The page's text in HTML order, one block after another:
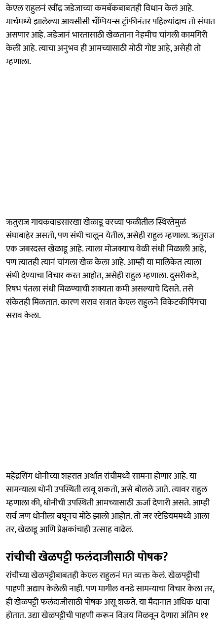
केएल राहुलनं रवींद्र जडेजाच्या कमबॅकबाबतही विधान केलं आहे.
मार्चमध्ये झालेल्या आयसीसी चॅम्पियन्स ट्रॉफीनंतर पहिल्यांदाच तो संघात
असणार आहे. जडेजानं भारतासाठी खेळताना नेहमीच चांगली कामगिरी
केली आहे. त्याचा अनुभव ही आमच्यासाठी मोठी गोष्ट आहे, असेही तो
म्हणाला.
ऋतुराज गायकवाडसारखा खेळाडू वरच्या फळीतील स्थिरतेमुळं
संघाबाहेर असतो, पण संधी चालून येतील, असेही राहुल म्हणाला. ऋतुराज
एक जबरदस्त खेळाडू आहे. त्याला मोजक्याच वेळी संधी मिळाली आहे,
पण त्यातही त्यानं चांगला खेळ केला आहे. आम्ही या मालिकेत त्याला
संधी देण्याचा विचार करत आहोत, असेही राहुल म्हणाला. दुसरीकडे,
रिषभ पंतला संधी मिळण्याची शक्यता कमी असल्याचे दिसते. तसे
संकेतही मिळतात. कारण सराव सत्रात केएल राहुलने विकेटकीपिंगचा
सराव केला.
महेंद्रसिंग धोनीच्या शहरात अर्थात रांचीमध्ये सामना होणार आहे. या
सामन्याला धोनी उपस्थिती लावू शकतो, असे बोलले जाते. त्यावर राहुल
म्हणाला की, धोनीची उपस्थिती आमच्यासाठी ऊर्जा देणारी असते. आम्ही
सर्व जण धोनीला बघूनच मोठे झालो आहोत. तो जर स्टेडियममध्ये आला
तर, खेळाडू आणि प्रेक्षकांचाही उत्साह वाढेल.
रांचीची खेळपट्टी फलंदाजीसाठी पोषक?
रांचीच्या खेळपट्टीबाबतही केएल राहुलनं मत व्यक्त केलं. खेळपट्टीची
पाहणी अद्याप केलेली नाही. पण मागील वनडे सामन्याचा विचार केला तर,
ही खेळपट्टी फलंदाजीसाठी पोषक असू शकते. या मैदानात अधिक धावा
होतात. उद्या खेळपट्टीची पाहणी करून विजय मिळवून देणारा अंतिम ११